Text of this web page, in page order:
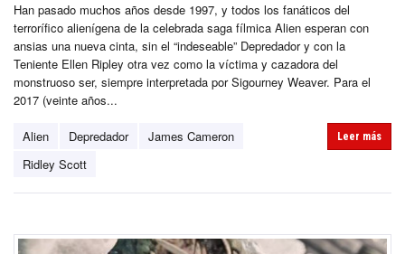
Han pasado muchos años desde 1997, y todos los fanáticos del
terrorífico alienígena de la celebrada saga fílmica Alien esperan con
ansias una nueva cinta, sin el “indeseable” Depredador y con la
Teniente Ellen Ripley otra vez como la víctima y cazadora del
monstruoso ser, siempre interpretada por Sigourney Weaver. Para el
2017 (veinte años...
Alien Depredador
James Cameron
Ridley Scott
Leer más